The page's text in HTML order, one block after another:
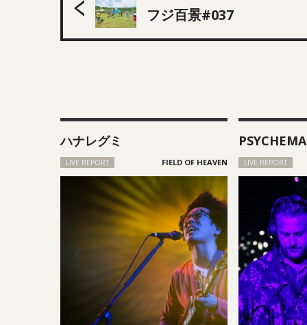
フジ百景#037
ハナレグミ
LIVE REPORT LIVE REPORT